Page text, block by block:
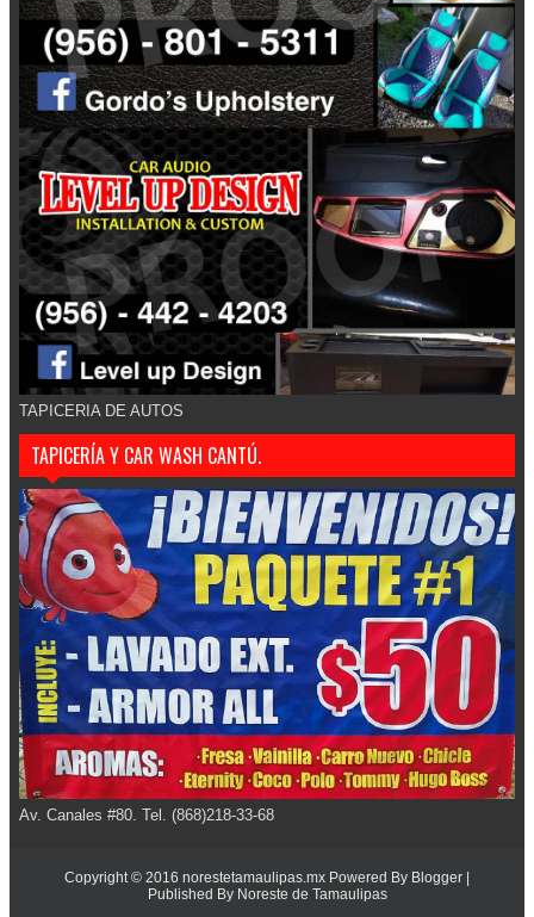
TAPICERIA DE AUTOS
TAPICERÍA Y CAR WASH CANTÚ.
Av. Canales #80. Tel. (868)218-33-68
Copyright © 2016 norestetamaulipas.mx Powered By Blogger
Published By Noreste de Tamaulipas